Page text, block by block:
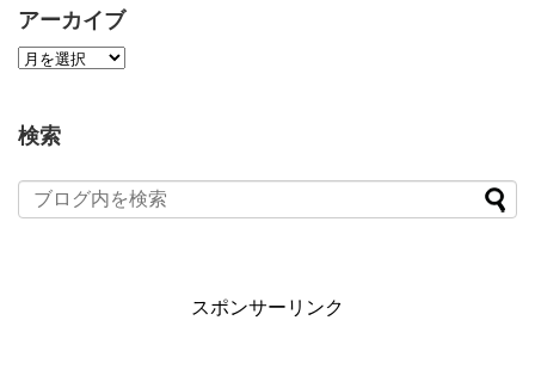
アーカイブ
検索
スポンサーリンク